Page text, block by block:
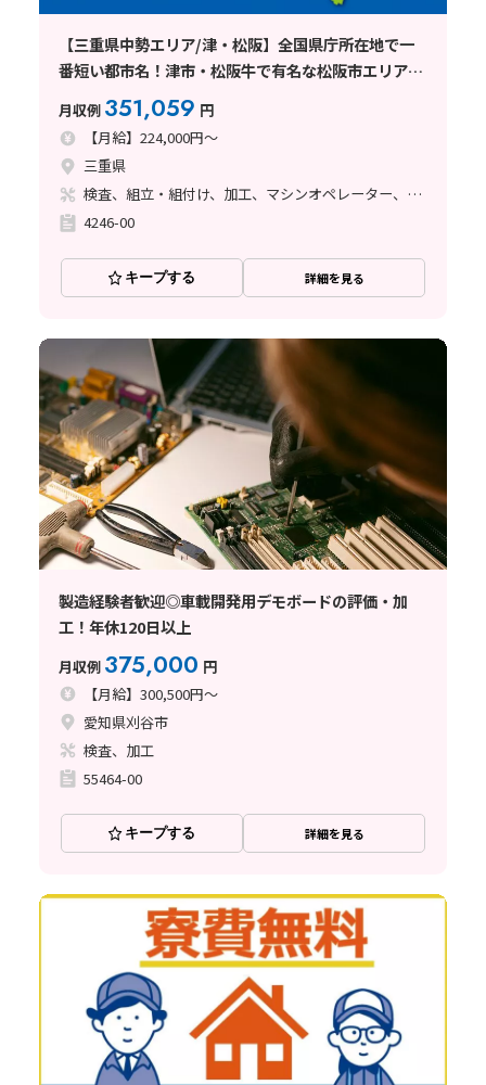
【三重県中勢エリア/津・松阪】全国県庁所在地で一
番短い都市名！津市・松阪牛で有名な松阪市エリアで
働けます！
月収例 351,059 円
【月給】224,000円～
三重県
検査、組立・組付け、加工、マシンオペレーター、クリーンルーム、品質管理、ライン作業
4246-00
キープする 詳細を見る
製造経験者歓迎◎車載開発用デモボードの評価・加
工！年休120日以上
月収例 375,000 円
【月給】300,500円～
愛知県刈谷市
検査、加工
55464-00
キープする 詳細を見る